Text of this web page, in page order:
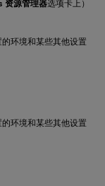
资源管理器选项卡上）
环境和某些其他设置
环境和某些其他设置